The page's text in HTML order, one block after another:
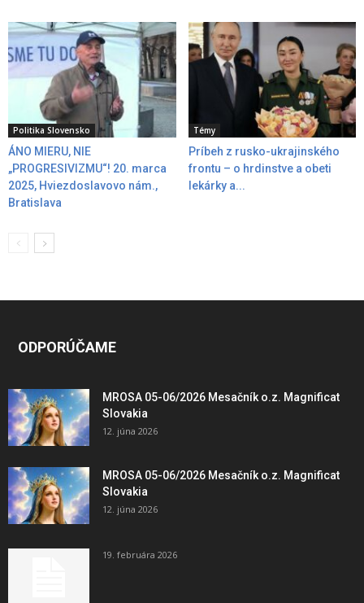
Politika Slovensko
ÁNO MIERU, NIE
„PROGRESIVIZMU“! 20. marca
2025, Hviezdoslavovo nám.,
Bratislava
Témy
Príbeh z rusko-ukrajinského
frontu – o hrdinstve a obeti
lekárky a...
ODPORÚČAME
MROSA 05-06/2026 Mesačník o.z. Magnificat
Slovakia
12. júna 2026
MROSA 05-06/2026 Mesačník o.z. Magnificat
Slovakia
12. júna 2026
19. februára 2026